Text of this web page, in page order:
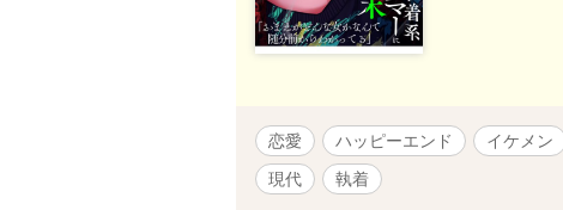
恋愛 ハッピーエンド イケメン
現代
執着